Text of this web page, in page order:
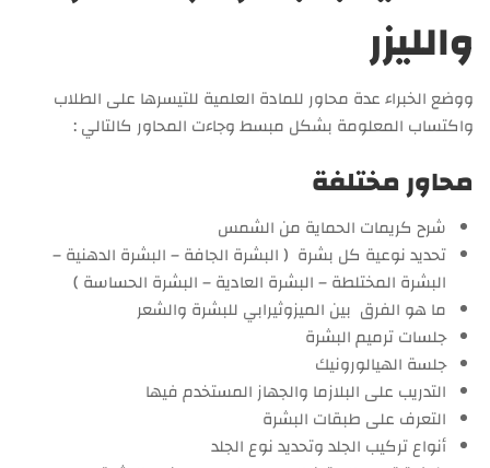
والليزر
ووضع الخبراء عدة محاور للمادة العلمية للتيسرها على الطلاب
واكتساب المعلومة بشكل مبسط وجاءت المحاور كالتالي :
محاور مختلفة
شرح كريمات الحماية من الشمس
تحديد نوعية كل بشرة ( البشرة الجافة – البشرة الدهنية –
البشرة المختلطة – البشرة العادية – البشرة الحساسة )
ما هو الفرق بين الميزوثيرابي للبشرة والشعر
جلسات ترميم البشرة
جلسة الهيالورونيك
التدريب على البلازما والجهاز المستخدم فيها
التعرف على طبقات البشرة
أنواع تركيب الجلد وتحديد نوع الجلد